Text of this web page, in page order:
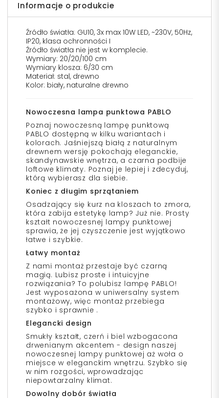
Informacje o produkcie
Źródło światła: GU10, 3x max 10W LED, ~230V, 50Hz,
IP20, klasa ochronności I
Źródło światła nie jest w komplecie.
Wymiary: 20/20/100 cm
Wymiary klosza: 6/30 cm
Materiał: stal, drewno
Kolor: biały, naturalne drewno
Nowoczesna lampa punktowa PABLO
Poznaj nowoczesną lampę punktową
PABLO dostępną w kilku wariantach i
kolorach. Jaśniejszą białą z naturalnym
drewnem wersję pokochają eleganckie,
skandynawskie wnętrza, a czarna podbije
loftowe klimaty. Poznaj je lepiej i zdecyduj,
którą wybierasz dla siebie.
Koniec z długim sprzątaniem
Osadzający się kurz na kloszach to zmora,
która zabija estetykę lamp? Już nie. Prosty
kształt nowoczesnej lampy punktowej
sprawia, że jej czyszczenie jest wyjątkowo
łatwe i szybkie.
Łatwy montaż
Z nami montaż przestaje być czarną
magią. Lubisz proste i intuicyjne
rozwiązania? To polubisz lampę PABLO!
Jest wyposażona w uniwersalny system
montażowy, więc montaż przebiega
szybko i sprawnie .
Elegancki design
Smukły kształt, czerń i biel wzbogacona
drwenianym akcentem - design naszej
nowoczesnej lampy punktowej aż woła o
miejsce w eleganckim wnętrzu. Szybko się
w nim rozgości, wprowadzając
niepowtarzalny klimat.
Dowolny dobór światła